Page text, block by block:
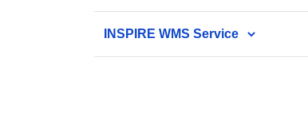
INSPIRE WMS Service